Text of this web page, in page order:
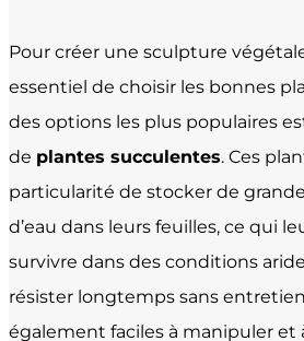
Pour créer une sculpture
essentiel de choisir les bonnes
des options les plus populaires
de plantes succulentes. Ces
particularité de stocker de
d’eau dans leurs feuilles, ce qui
survivre dans des conditions
résister longtemps sans
également faciles à manipuler et